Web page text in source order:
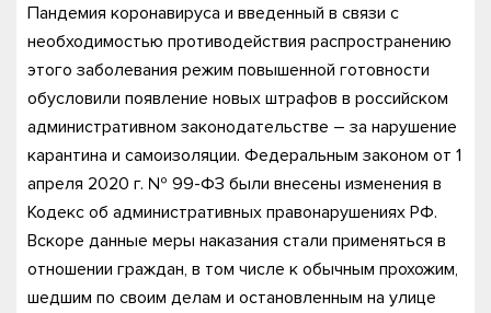
Пандемия коронавируса и введенный в связи с
необходимостью противодействия распространению
этого заболевания режим повышенной готовности
обусловили появление новых штрафов в российском
административном законодательстве – за нарушение
карантина и самоизоляции. Федеральным законом от 1
апреля 2020 г. № 99-ФЗ были внесены изменения в
Кодекс об административных правонарушениях РФ.
Вскоре данные меры наказания стали применяться в
отношении граждан, в том числе к обычным прохожим,
шедшим по своим делам и остановленным на улице